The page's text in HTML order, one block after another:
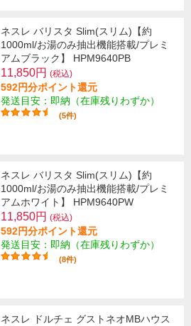
ネスレ バリスタ Slim(スリム)【約
1000ml/お湯のみ抽出機能搭載/プレミ
アムブラック】 HPM9640PB
11,850円 (税込)
592円分ポイント還元
発送目安：即納（在庫残りわずか）
(5件)
ネスレ バリスタ Slim(スリム)【約
1000ml/お湯のみ抽出機能搭載/プレミ
アムホワイト】 HPM9640PW
11,850円 (税込)
592円分ポイント還元
発送目安：即納（在庫残りわずか）
(8件)
ネスレ ドルチェ グストネオMBハウス